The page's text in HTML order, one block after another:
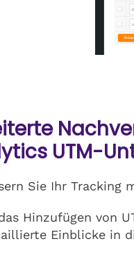
UTM-
Sie Ihr Tracking
Hinzufügen von
Einblicke in